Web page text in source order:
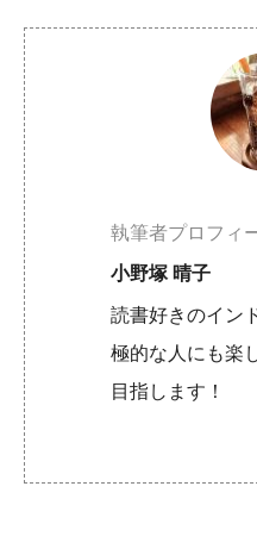
執筆者プロフィ
小野塚 晴子
読書好きのイン
極的な人にも楽
目指します！